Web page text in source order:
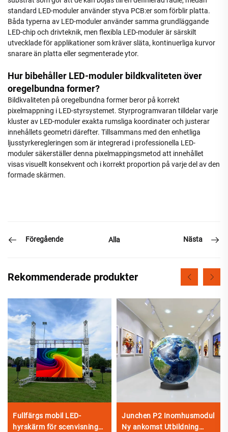
standard LED-moduler använder styva PCB:er som förblir platta.
Båda typerna av LED-moduler använder samma grundläggande
LED-chip och drivteknik, men flexibla LED-moduler är särskilt
utvecklade för applikationer som kräver släta, kontinuerliga kurvor
snarare än platta eller segmenterade ytor.
Hur bibehåller LED-moduler bildkvaliteten över
oregelbundna former?
Bildkvaliteten på oregelbundna former beror på korrekt
pixelmappning i LED-styrsystemet. Styrprogramvaran tilldelar varje
kluster av LED-moduler exakta rumsliga koordinater och justerar
innehållets geometri därefter. Tillsammans med den enhetliga
ljusstyrkeregleringen som är integrerad i professionella LED-
moduler säkerställer denna pixelmappingsmetod att innehållet
visas visuellt konsekvent och i korrekt proportion på varje del av den
formade skärmen.
Föregående Alla Nästa
Rekommenderade produkter
Fullfärgs mobil LED-
hyrskärm för scenvisning
Junchen P2 Inomhusmodul
Ny ankomst Utbildning